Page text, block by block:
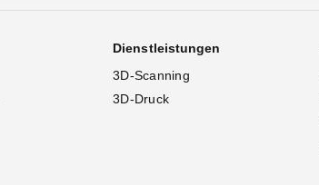
Dienstleistungen
3D-Scanning
3D-Druck